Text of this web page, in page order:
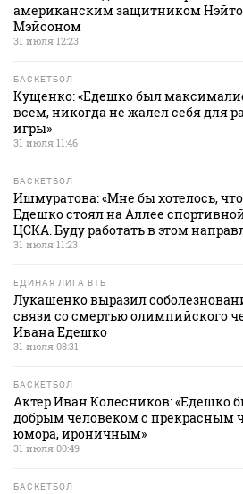
американским защитником
Мэйсоном
31 июля 12:23
БАСКЕТБОЛ
Кущенко: «Едешко был
всем, никогда не жалел себя для
игры»
31 июля 11:46
БАСКЕТБОЛ
Ишмуратова: «Мне бы хотелось,
Едешко стоял на Аллее
ЦСКА. Буду работать в этом
31 июля 11:23
ЕДИНАЯ ЛИГА ВТБ
Лукашенко выразил
связи со смертью олимпийского
Ивана Едешко
31 июля 08:31
БАСКЕТБОЛ
Актер Иван Колесников: «Едешко
добрым человеком с прекрасным
юмора, ироничным»
31 июля 00:49
БАСКЕТБОЛ